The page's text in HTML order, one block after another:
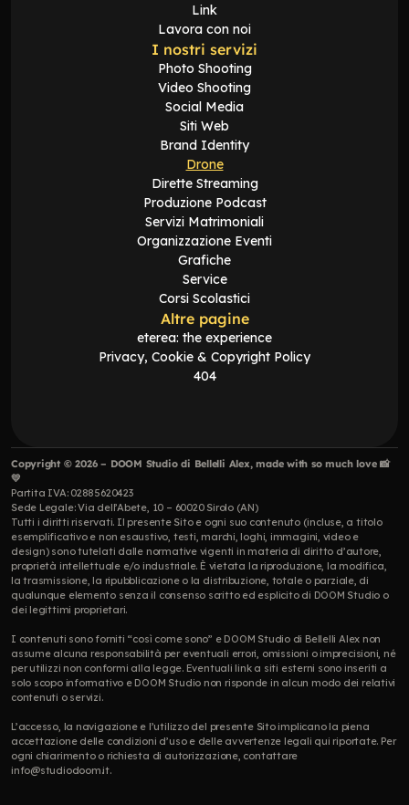
Link
Lavora con noi
I nostri servizi
Photo Shooting
Video Shooting
Social Media
Siti Web
Brand Identity
Drone
Dirette Streaming
Produzione Podcast
Servizi Matrimoniali
Organizzazione Eventi
Grafiche
Service
Corsi Scolastici
Altre pagine
eterea: the experience
Privacy, Cookie & Copyright Policy
404
Copyright © 2026 – DOOM Studio di Bellelli Alex, made with so much love 📸
💛
Partita IVA: 02885620423
Sede Legale: Via dell’Abete, 10 – 60020 Sirolo (AN)
Tutti i diritti riservati. Il presente Sito e ogni suo contenuto (incluse, a titolo
esemplificativo e non esaustivo, testi, marchi, loghi, immagini, video e
design) sono tutelati dalle normative vigenti in materia di diritto d’autore,
proprietà intellettuale e/o industriale. È vietata la riproduzione, la modifica,
la trasmissione, la ripubblicazione o la distribuzione, totale o parziale, di
qualunque elemento senza il consenso scritto ed esplicito di DOOM Studio o
dei legittimi proprietari.
I contenuti sono forniti “così come sono” e DOOM Studio di Bellelli Alex non
assume alcuna responsabilità per eventuali errori, omissioni o imprecisioni, né
per utilizzi non conformi alla legge. Eventuali link a siti esterni sono inseriti a
solo scopo informativo e DOOM Studio non risponde in alcun modo dei relativi
contenuti o servizi.
L’accesso, la navigazione e l’utilizzo del presente Sito implicano la piena
accettazione delle condizioni d’uso e delle avvertenze legali qui riportate. Per
ogni chiarimento o richiesta di autorizzazione, contattare
info@studiodoom.it.